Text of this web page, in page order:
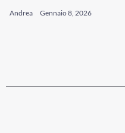
Andrea Gennaio 8, 2026